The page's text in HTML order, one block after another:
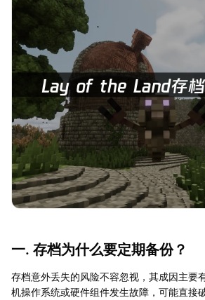
一. 存档为什么要定期备份？
存档意外丢失的风险不容忽视，其成因主要
机操作系统或硬件组件发生故障，可能直接